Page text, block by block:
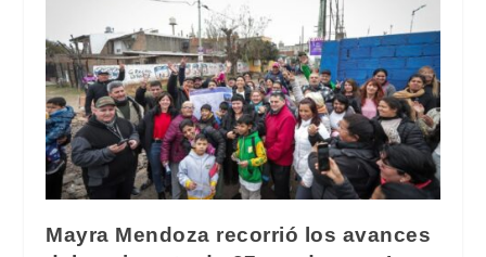
Mayra Mendoza recorrió los avances